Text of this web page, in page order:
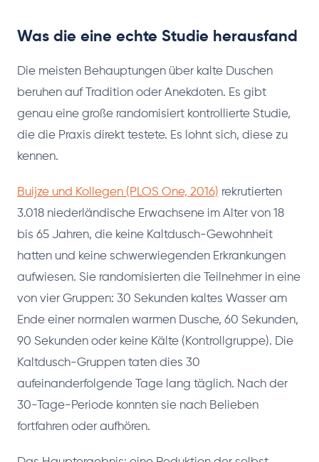
Was die eine echte Studie herausfand
Die meisten Behauptungen über kalte Duschen
beruhen auf Tradition oder Anekdoten. Es gibt
genau eine große randomisiert kontrollierte Studie,
die die Praxis direkt testete. Es lohnt sich, diese zu
kennen.
Buijze und Kollegen (PLOS One, 2016) rekrutierten
3.018 niederländische Erwachsene im Alter von 18
bis 65 Jahren, die keine Kaltdusch-Gewohnheit
hatten und keine schwerwiegenden Erkrankungen
aufwiesen. Sie randomisierten die Teilnehmer in eine
von vier Gruppen: 30 Sekunden kaltes Wasser am
Ende einer normalen warmen Dusche, 60 Sekunden,
90 Sekunden oder keine Kälte (Kontrollgruppe). Die
Kaltdusch-Gruppen taten dies 30
aufeinanderfolgende Tage lang täglich. Nach der
30-Tage-Periode konnten sie nach Belieben
fortfahren oder aufhören.